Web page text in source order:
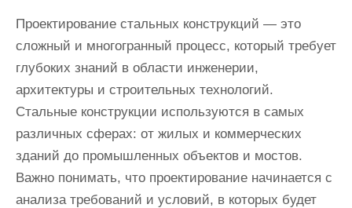
Проектирование стальных конструкций — это
сложный и многогранный процесс, который требует
глубоких знаний в области инженерии,
архитектуры и строительных технологий.
Стальные конструкции используются в самых
различных сферах: от жилых и коммерческих
зданий до промышленных объектов и мостов.
Важно понимать, что проектирование начинается с
анализа требований и условий, в которых будет